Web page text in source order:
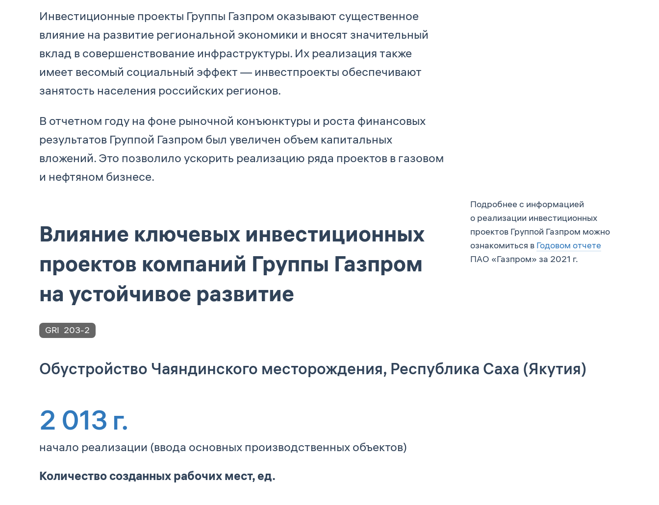
Инвестиционные проекты Группы Газпром оказывают существенное
влияние на развитие региональной экономики и вносят значительный
вклад в совершенствование инфраструктуры. Их реализация также
имеет весомый социальный эффект — инвестпроекты обеспечивают
занятость населения российских регионов.
В отчетном году на фоне рыночной конъюнктуры и роста финансовых
результатов Группой Газпром был увеличен объем капитальных
вложений. Это позволило ускорить реализацию ряда проектов в газовом
и нефтяном бизнесе.
Влияние ключевых инвестиционных
проектов компаний Группы Газпром
на устойчивое развитие
Подробнее с информацией
о реализации инвестиционных
проектов Группой Газпром можно
ознакомиться в Годовом отчете
ПАО «Газпром» за 2021 г.
GRI 203-2
Обустройство Чаяндинского месторождения, Республика Саха (Якутия)
2 013 г.
начало реализации (ввода основных производственных объектов)
Количество созданных рабочих мест, ед.